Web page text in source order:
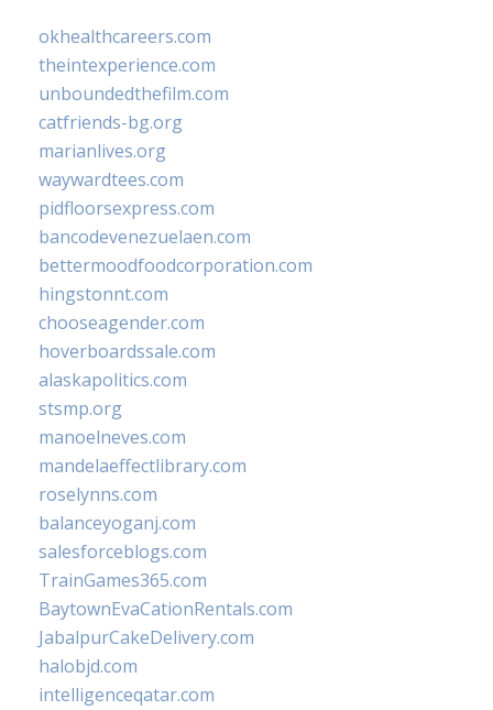
okhealthcareers.com
theintexperience.com
unboundedthefilm.com
catfriends-bg.org
marianlives.org
waywardtees.com
pidfloorsexpress.com
bancodevenezuelaen.com
bettermoodfoodcorporation.com
hingstonnt.com
chooseagender.com
hoverboardssale.com
alaskapolitics.com
stsmp.org
manoelneves.com
mandelaeffectlibrary.com
roselynns.com
balanceyoganj.com
salesforceblogs.com
TrainGames365.com
BaytownEvaCationRentals.com
JabalpurCakeDelivery.com
halobjd.com
intelligenceqatar.com